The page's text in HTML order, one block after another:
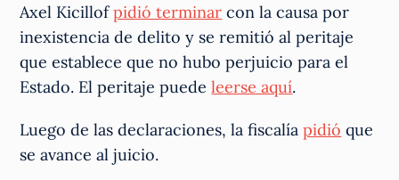
Axel Kicillofpidió terminar con la causa por
inexistencia de delito y se remitió al peritaje
que establece que no hubo perjuicio para el
Estado. El peritaje puedeleerse aquí.
Luego de las declaraciones, la fiscalíapidió que
se avance al juicio.